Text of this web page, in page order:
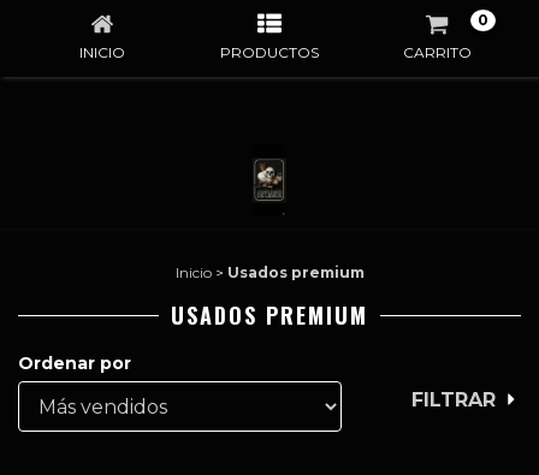
INICIO PRODUCTOS CARRITO
0
Inicio > Usados premium
USADOS PREMIUM
Ordenar por
FILTRAR